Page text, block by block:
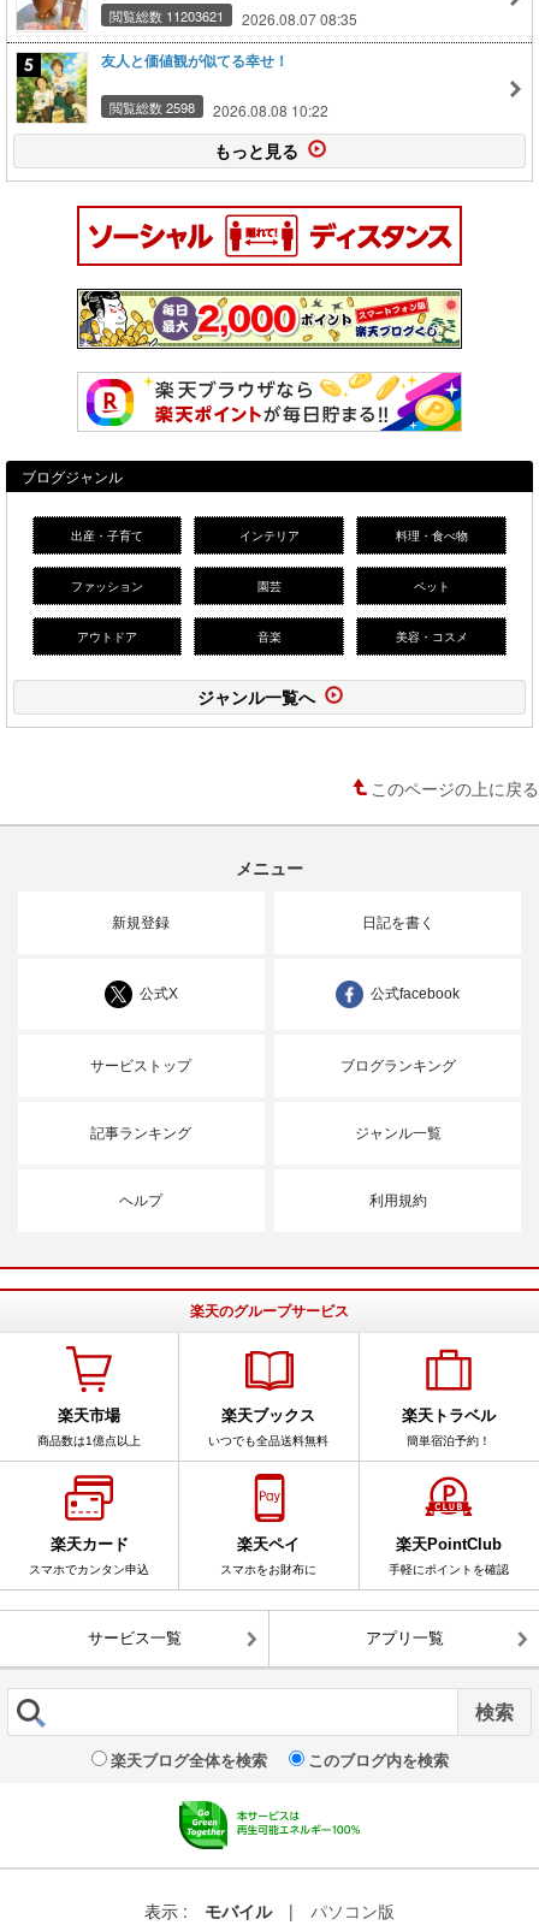
閲覧総数 11203621 2026.08.07 08:35
友人と価値観が似てる幸せ！
閲覧総数 2598 2026.08.08 10:22
もっと見る
ブログジャンル
出産・子育て インテリア 料理・食べ物
ファッション 園芸 ペット
アウトドア 音楽 美容・コスメ
ジャンル一覧へ
このページの上に戻る
メニュー
新規登録 日記を書く
公式X 公式facebook
サービストップ ブログランキング
記事ランキング ジャンル一覧
ヘルプ 利用規約
楽天のグループサービス
楽天市場
商品数は1億点以上
楽天ブックス
いつでも全品送料無料
楽天トラベル
簡単宿泊予約！
楽天カード
スマホでカンタン申込
楽天ペイ
スマホをお財布に
楽天PointClub
手軽にポイントを確認
サービス一覧 アプリ一覧
楽天ブログ全体を検索 このブログ内を検索
表示 : モバイル | パソコン版